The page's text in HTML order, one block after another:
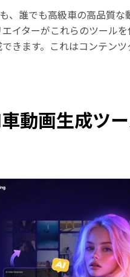
、誰でも高級車の高品質な
イターがこれらのツール
きます。これはコンテンツ
動画生成ツ